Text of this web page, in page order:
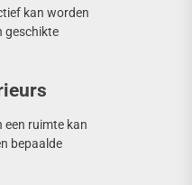
kan worden
geschikte
een ruimte kan
bepaalde